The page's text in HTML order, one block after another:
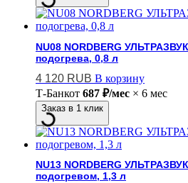
NU08 NORDBERG
подогрева, 0,8 л
4 120 RUB В корзину
Т-Банкот 687 ₽/мес × 6 мес
Заказ в 1 клик
NU13 NORDBERG
подогревом, 1,3 л